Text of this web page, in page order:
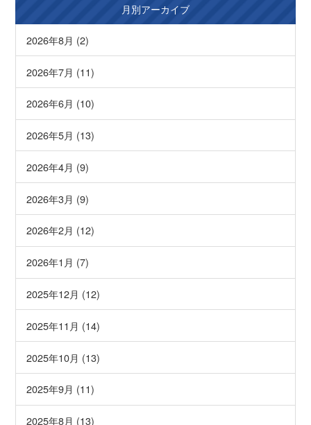
月別アーカイブ
2026年8月 (2)
2026年7月 (11)
2026年6月 (10)
2026年5月 (13)
2026年4月 (9)
2026年3月 (9)
2026年2月 (12)
2026年1月 (7)
2025年12月 (12)
2025年11月 (14)
2025年10月 (13)
2025年9月 (11)
2025年8月 (13)